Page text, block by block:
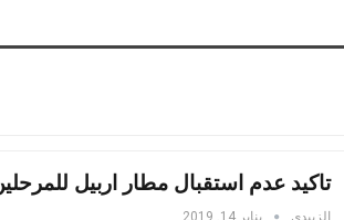
تاكيد عدم استقبال مطار اربيل
الزبيدي يناير 14, 2019